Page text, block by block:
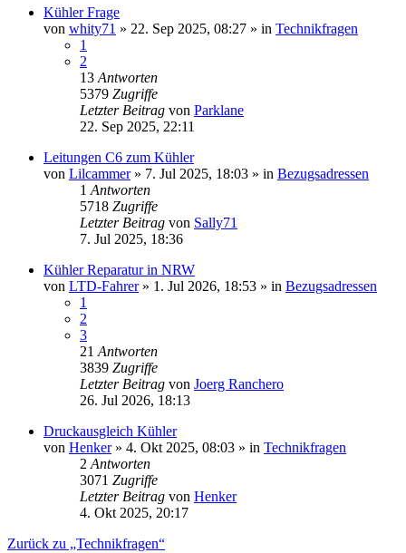
Kühler Frage
von whity71 » 22. Sep 2025, 08:27 » in Technikfragen
1
2
13 Antworten
5379 Zugriffe
Letzter Beitrag von Parklane
22. Sep 2025, 22:11
Leitungen C6 zum Kühler
von Lilcammer» 7. Jul 2025, 18:03 » in Bezugsadressen
1 Antworten
5718 Zugriffe
Letzter Beitrag von Sally71
7. Jul 2025, 18:36
Kühler Reparatur in NRW
von LTD-Fahrer» 1. Jul 2026, 18:53 » in Bezugsadressen
1
2
3
21 Antworten
3839 Zugriffe
Letzter Beitrag von Joerg Ranchero
26. Jul 2026, 18:13
Druckausgleich Kühler
von Henker» 4. Okt 2025, 08:03 » in Technikfragen
2 Antworten
3071 Zugriffe
Letzter Beitrag von Henker
4. Okt 2025, 20:17
Zurück zu „Technikfragen“